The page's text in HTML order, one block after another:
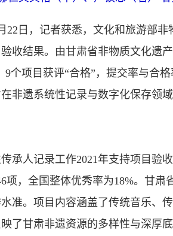
22日，记者获悉，文化和旅游部
收结果。由甘肃省非物质文化遗
个项目获评“合格”，提交率与合
非遗系统性记录与数字化保存领
人记录工作2021年支持项目验收
项，全国整体优秀率为18%。甘
准。项目内容涵盖了传统音乐、
了甘肃非遗资源的多样性与深厚底